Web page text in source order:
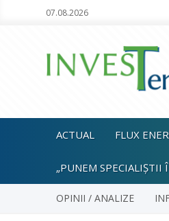
07.08.2026
ACTUAL FLUX
„PUNEM SPECIALIȘTII
OPINII / ANALIZE